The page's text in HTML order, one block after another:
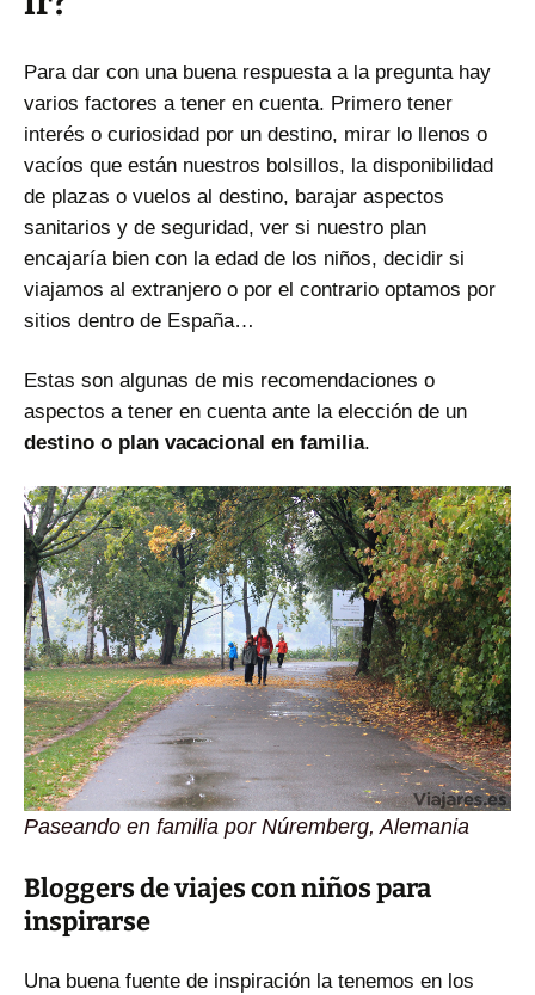
Para dar con una buena respuesta a la pregunta hay
varios factores a tener en cuenta. Primero tener
interés o curiosidad por un destino, mirar lo llenos o
vacíos que están nuestros bolsillos, la disponibilidad
de plazas o vuelos al destino, barajar aspectos
sanitarios y de seguridad, ver si nuestro plan
encajaría bien con la edad de los niños, decidir si
viajamos al extranjero o por el contrario optamos por
sitios dentro de España…
Estas son algunas de mis recomendaciones o
aspectos a tener en cuenta ante la elección de un
destino o plan vacacional en familia.
Paseando en familia por Núremberg, Alemania
Bloggers de viajes con niños para
inspirarse
Una buena fuente de inspiración la tenemos en los